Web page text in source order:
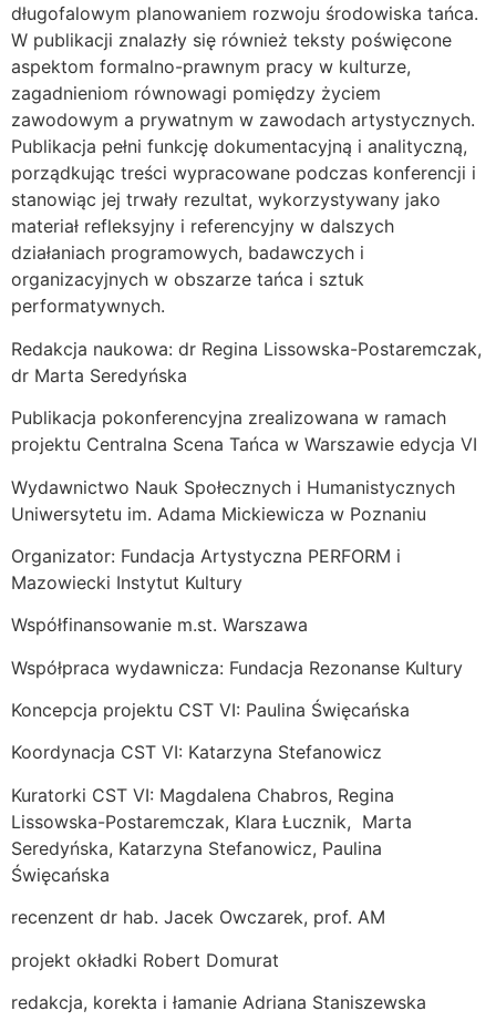
długofalowym planowaniem rozwoju środowiska tańca.
W publikacji znalazły się również teksty poświęcone
aspektom formalno-prawnym pracy w kulturze,
zagadnieniom równowagi pomiędzy życiem
zawodowym a prywatnym w zawodach artystycznych.
Publikacja pełni funkcję dokumentacyjną i analityczną,
porządkując treści wypracowane podczas konferencji i
stanowiąc jej trwały rezultat, wykorzystywany jako
materiał refleksyjny i referencyjny w dalszych
działaniach programowych, badawczych i
organizacyjnych w obszarze tańca i sztuk
performatywnych.
Redakcja naukowa: dr Regina Lissowska-Postaremczak,
dr Marta Seredyńska
Publikacja pokonferencyjna zrealizowana w ramach
projektu Centralna Scena Tańca w Warszawie edycja VI
Wydawnictwo Nauk Społecznych i Humanistycznych
Uniwersytetu im. Adama Mickiewicza w Poznaniu
Organizator: Fundacja Artystyczna PERFORM i
Mazowiecki Instytut Kultury
Współfinansowanie m.st. Warszawa
Współpraca wydawnicza: Fundacja Rezonanse Kultury
Koncepcja projektu CST VI: Paulina Święcańska
Koordynacja CST VI: Katarzyna Stefanowicz
Kuratorki CST VI: Magdalena Chabros, Regina
Lissowska-Postaremczak, Klara Łucznik, Marta
Seredyńska, Katarzyna Stefanowicz, Paulina
Święcańska
recenzent dr hab. Jacek Owczarek, prof. AM
projekt okładki Robert Domurat
redakcja, korekta i łamanie Adriana Staniszewska